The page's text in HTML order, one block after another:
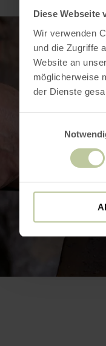
Diese Webseite
Wir verwenden
und die Zugriffe
Website an
möglicherweise
der Dienste